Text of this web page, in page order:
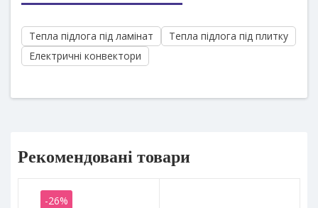
Тепла підлога під ламінат
Тепла підлога під плитку
Електричні конвектори
Рекомендовані товари
-26%